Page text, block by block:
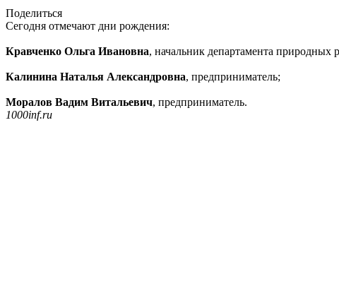
Поделиться
Сегодня отмечают дни рождения:
Кравченко Ольга Ивановна, начальник департамента природных
Калинина Наталья Александровна, предприниматель;
Моралов Вадим Витальевич, предприниматель.
1000inf.ru